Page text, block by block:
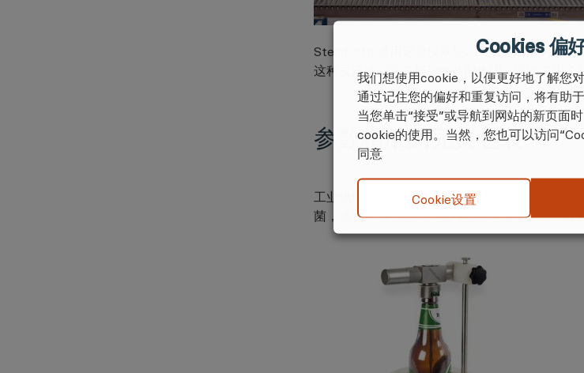
Steinfurth 通用记录仪系统ULS的灵活性为KHS
这种灵活性消除了繁琐的装配步骤，详细说明了
参数精准的完美包装！
工业物理与KHS团队的合作已经持续多年。他
菌，通过加热包装来降低可能影响货架寿命、并
Cookies 偏
我们想使用cookie，以便更好地了解您
通过记住您的偏好和重复访问，将有助
当您单击“接受”或导航到网站的新页面
cookie的使用。当然，您也可以访问
同意
Cookie设置